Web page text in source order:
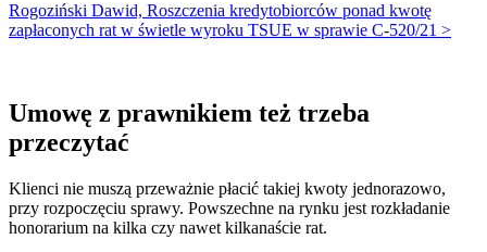
Rogoziński Dawid, Roszczenia kredytobiorców ponad kwotę
zapłaconych rat w świetle wyroku TSUE w sprawie C-520/21 >
Umowę z prawnikiem też trzeba
przeczytać
Klienci nie muszą przeważnie płacić takiej kwoty jednorazowo,
przy rozpoczęciu sprawy. Powszechne na rynku jest rozkładanie
honorarium na kilka czy nawet kilkanaście rat.